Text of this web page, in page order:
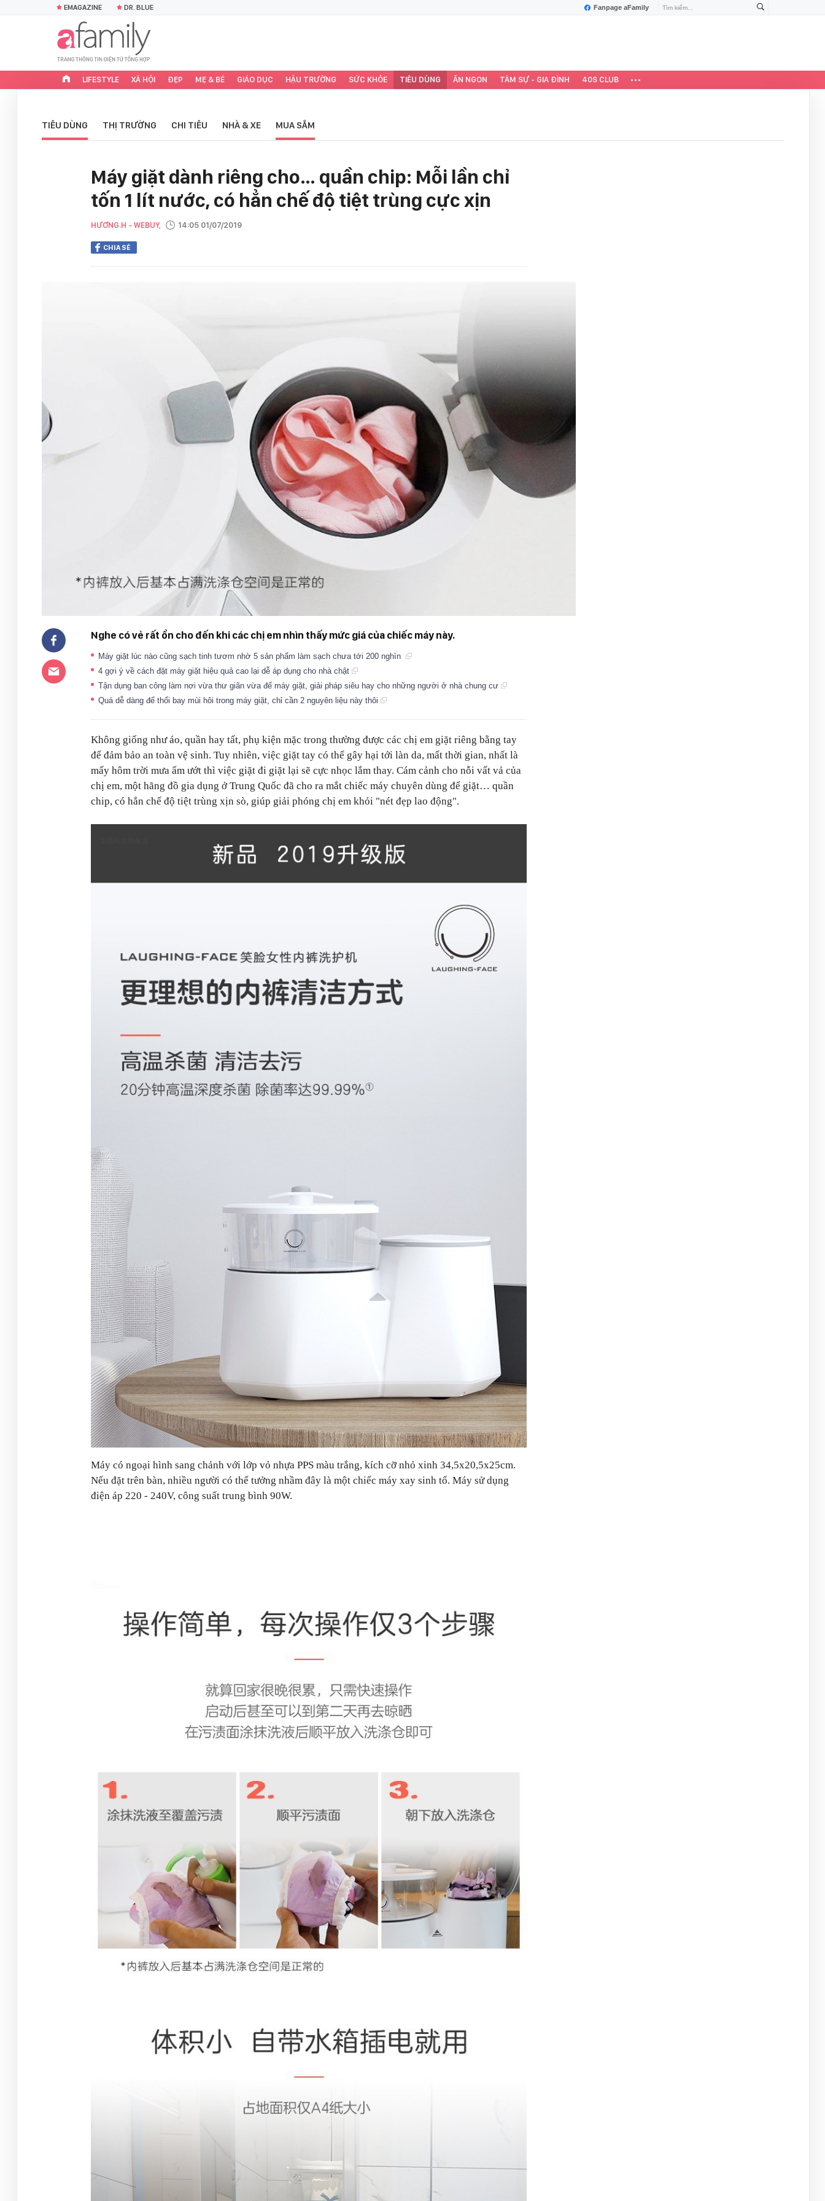
Fanpage aFamily
EMAGAZINE DR. BLUE
LIFESTYLE XÃ HỘI ĐẸP MẸ & BÉ GIÁO DỤC HẬU TRƯỜNG SỨC KHỎE TIÊU DÙNG ĂN NGON TÂM SỰ - GIA ĐÌNH 40S CLUB
TIÊU DÙNG THỊ TRƯỜNG CHI TIÊU NHÀ & XE MUA SẮM
Máy giặt dành riêng cho… quần chip: Mỗi lần chỉ
tốn 1 lít nước, có hẳn chế độ tiệt trùng cực xịn
HƯƠNG.H - WEBUY, 14:05 01/07/2019
CHIA SẺ
Nghe có vẻ rất ổn cho đến khi các chị em nhìn thấy mức giá của chiếc máy này.
Máy giặt lúc nào cũng sạch tinh tươm nhờ 5 sản phẩm làm sạch chưa tới 200 nghìn
4 gợi ý về cách đặt máy giặt hiệu quả cao lại dễ áp dụng cho nhà chật
Tận dụng ban công làm nơi vừa thư giãn vừa để máy giặt, giải pháp siêu hay cho những người ở nhà chung cư
Quá dễ dàng để thổi bay mùi hôi trong máy giặt, chỉ cần 2 nguyên liệu này thôi
Không giống như áo, quần hay tất, phụ kiện mặc trong thường được các chị em giặt riêng bằng tay
để đảm bảo an toàn vệ sinh. Tuy nhiên, việc giặt tay có thể gây hại tới làn da, mất thời gian, nhất là
mấy hôm trời mưa ẩm ướt thì việc giặt đi giặt lại sẽ cực nhọc lắm thay. Cám cảnh cho nỗi vất vả của
chị em, một hãng đồ gia dụng ở Trung Quốc đã cho ra mắt chiếc máy chuyên dùng để giặt… quần
chip, có hẳn chế độ tiệt trùng xịn sò, giúp giải phóng chị em khỏi "nét đẹp lao động".
Máy có ngoại hình sang chảnh với lớp vỏ nhựa PPS màu trắng, kích cỡ nhỏ xinh 34,5x20,5x25cm.
Nếu đặt trên bàn, nhiều người có thể tưởng nhầm đây là một chiếc máy xay sinh tố. Máy sử dụng
điện áp 220 - 240V, công suất trung bình 90W.